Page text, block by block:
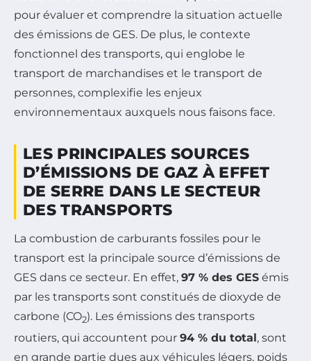
pour évaluer et comprendre la situation actuelle
des émissions de GES. De plus, le contexte
fonctionnel des transports, qui englobe le
transport de marchandises et le transport de
personnes, complexifie les enjeux
environnementaux auxquels nous faisons face.
LES PRINCIPALES SOURCES
D’ÉMISSIONS DE GAZ À EFFET
DE SERRE DANS LE SECTEUR
DES TRANSPORTS
La combustion de carburants fossiles pour le
transport est la principale source d’émissions de
GES dans ce secteur. En effet, 97 % des GES émis
par les transports sont constitués de dioxyde de
carbone (CO2). Les émissions des transports
routiers, qui accountent pour 94 % du total, sont
en grande partie dues aux véhicules légers, poids